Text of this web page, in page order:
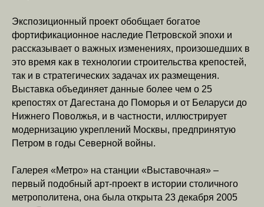
Экспозиционный проект обобщает богатое
фортификационное наследие Петровской эпохи и
рассказывает о важных изменениях, произошедших в
это время как в технологии строительства крепостей,
так и в стратегических задачах их размещения.
Выставка объединяет данные более чем о 25
крепостях от Дагестана до Поморья и от Беларуси до
Нижнего Поволжья, и в частности, иллюстрирует
модернизацию укреплений Москвы, предпринятую
Петром в годы Северной войны.
Галерея «Метро» на станции «Выставочная» –
первый подобный арт-проект в истории столичного
метрополитена, она была открыта 23 декабря 2005